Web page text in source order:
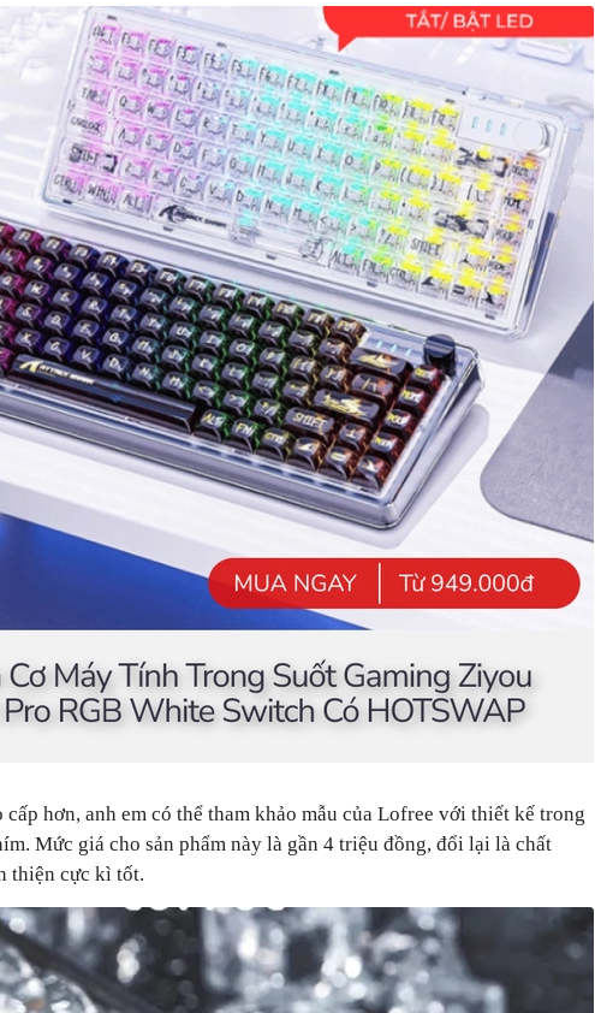
cấp hơn, anh em có thể tham khảo mẫu của Lofree với thiết kế trong
Mức giá cho sản phẩm này là gần 4 triệu đồng, đổi lại là chất
thiện cực kì tốt.